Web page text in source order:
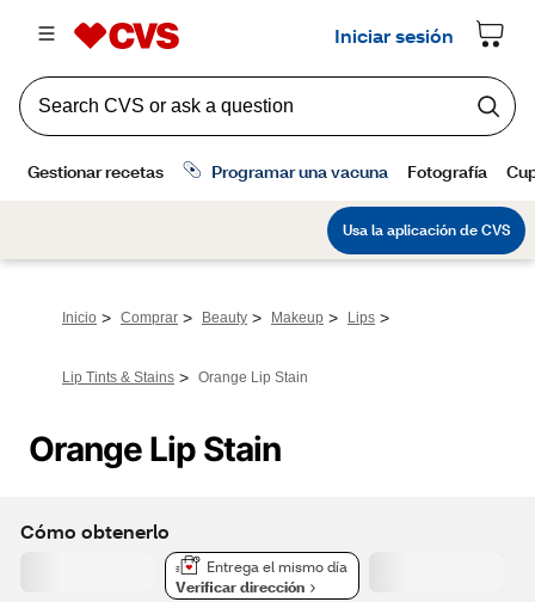
Inicio > Comprar > Beauty > Makeup > Lips >
Lip Tints & Stains > Orange Lip Stain
Orange Lip Stain
Cómo obtenerlo
Entrega el mismo día
Verificar dirección